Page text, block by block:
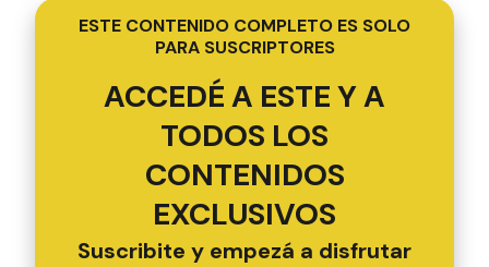
ESTE CONTENIDO COMPLETO ES SOLO
PARA SUSCRIPTORES
ACCEDÉ A ESTE Y A
TODOS LOS
CONTENIDOS
EXCLUSIVOS
Suscribite y empezá a disfrutar